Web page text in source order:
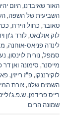
האור שאיבדנו,היום
השביעית של השפה,
טאובר, כחול הירח,
לוק אולנאט,לורד ג'ון
לינדה פניאס-אוחנה,
סמפל, נורית לוינסון,
מייסנר, סימונה ואן דר
לוקירננקו,פ"ז רייזין,
השמים שלנו,צורת
רייס פרידמן,
שמונה הרים